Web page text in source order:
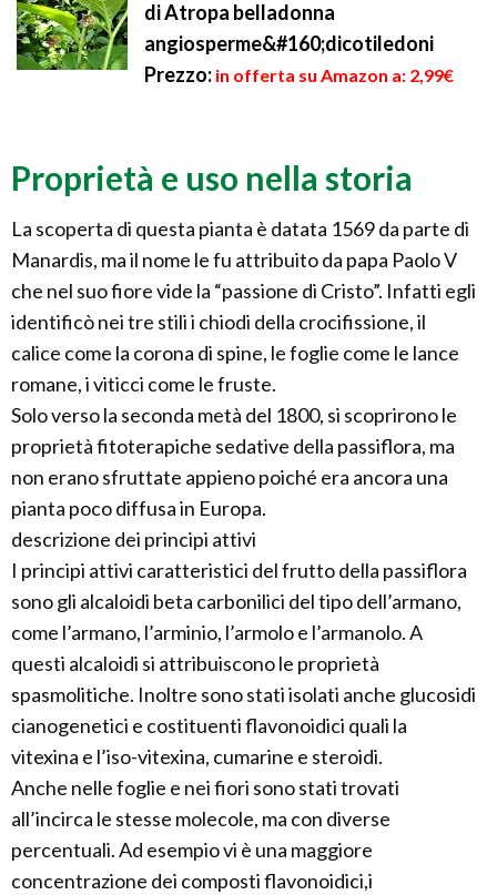
di Atropa belladonna
angiosperme&#160;dicotiledoni
Prezzo: in offerta su Amazon a: 2,99€
Proprietà e uso nella storia
La scoperta di questa pianta è datata 1569 da parte di
Manardis, ma il nome le fu attribuito da papa Paolo V
che nel suo fiore vide la “passione di Cristo”. Infatti egli
identificò nei tre stili i chiodi della crocifissione, il
calice come la corona di spine, le foglie come le lance
romane, i viticci come le fruste.
Solo verso la seconda metà del 1800, si scoprirono le
proprietà fitoterapiche sedative della passiflora, ma
non erano sfruttate appieno poiché era ancora una
pianta poco diffusa in Europa.
descrizione dei principi attivi
I principi attivi caratteristici del frutto della passiflora
sono gli alcaloidi beta carbonilici del tipo dell’armano,
come l’armano, l’arminio, l’armolo e l’armanolo. A
questi alcaloidi si attribuiscono le proprietà
spasmolitiche. Inoltre sono stati isolati anche glucosidi
cianogenetici e costituenti flavonoidici quali la
vitexina e l’iso-vitexina, cumarine e steroidi.
Anche nelle foglie e nei fiori sono stati trovati
all’incirca le stesse molecole, ma con diverse
percentuali. Ad esempio vi è una maggiore
concentrazione dei composti flavonoidici,i